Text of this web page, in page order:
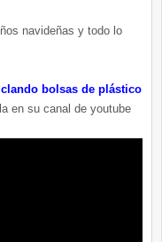
navideñas y todo lo
bolsas de plástico
en su canal de youtube